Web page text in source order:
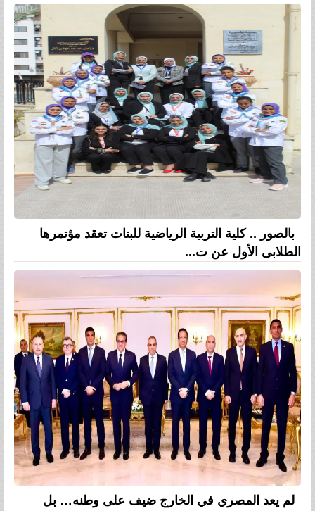
بالصور .. كلية التربية الرياضية للبنات تعقد مؤتمرها
الطلابى الأول عن ت...
لم يعد المصري في الخارج ضيف على وطنه… بل